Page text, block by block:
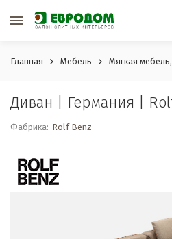
Главная Мебель Мягкая
Диван | Германия |
Фабрика: Rolf Benz